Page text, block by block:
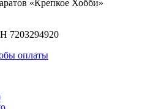
«Крепкое Хобби»
7203294920